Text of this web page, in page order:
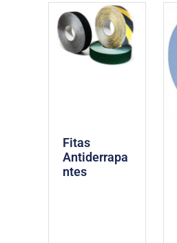
Fitas
Antiderrapa
ntes